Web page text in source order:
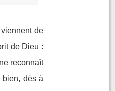
de
de Dieu :
reconnaît
dès à